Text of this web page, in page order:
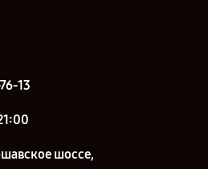
13
шоссе,